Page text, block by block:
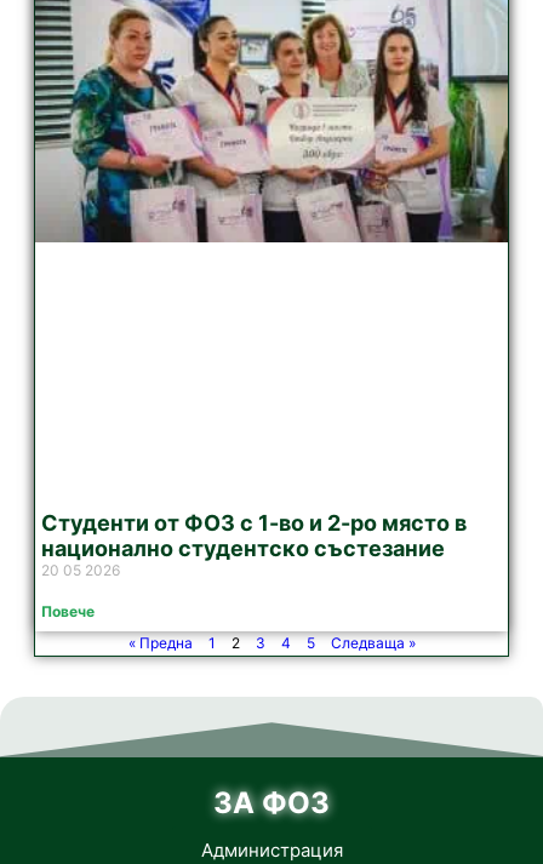
Студенти от ФОЗ с 1-во и 2-ро място в
национално студентско състезание
20 05 2026
Повече
« Предна
1 2 3 4 5 Следваща »
ЗА ФОЗ
Администрация